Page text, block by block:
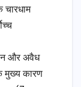
चारधाम
और अवैध
के मुख्य कारण